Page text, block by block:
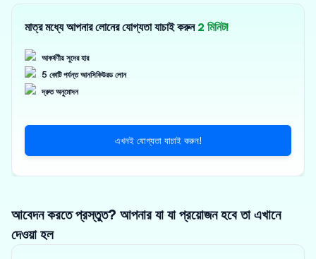
মাত্র মধ্যে আপনার লোনের যোগ্যতা যাচাই করুন 2 মিনিট!
আকর্ষণীয় সুদের হার
5 কোটি পর্যন্ত আনসিকিউরড লোন
দ্রুত অনুমোদন
এখনই যোগ্যতা যাচাই করুন!
আবেদন করতে প্রস্তুত? আপনার যা যা প্রয়োজন হবে তা এখানে
দেওয়া হল